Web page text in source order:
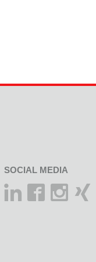
SOCIAL MEDIA